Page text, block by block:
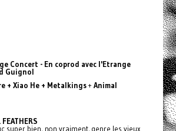
Concert - En coprod avec l'Etrange
Guignol
+ Xiao He + Metalkings+ Animal
FEATHERS
super bien, non vraiment, genre les vieux